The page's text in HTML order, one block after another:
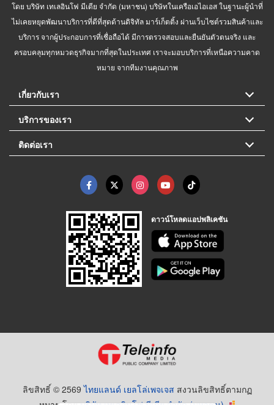
โดย บริษัท เทเลอินโฟ มีเดีย จำกัด (มหาชน) บริษัทในเครือเอไอเอส ในฐานะผู้นำที่
ไม่เคยหยุดพัฒนาบริการที่ดีที่สุดด้านดิจิทัล มาร์เก็ตติ้ง ผ่านเว็บไซต์รวมสินค้าและ
บริการ จากผู้ประกอบการที่เชื่อถือได้ มีการตรวจสอบและยืนยันตัวตนจริง และ
ครอบคลุมทุกหมวดธุรกิจมากที่สุดในประเทศ เราจะมอบบริการที่เหนือความคาด
หมาย จากทีมงานคุณภาพ
เกี่ยวกับเรา
บริการของเรา
ติดต่อเรา
ดาวน์โหลดแอปพลิเคชัน
ลิขสิทธิ์ © 2569ไทยแลนด์ เยลโล่เพจเจส สงวนลิขสิทธิ์ตามกฏ